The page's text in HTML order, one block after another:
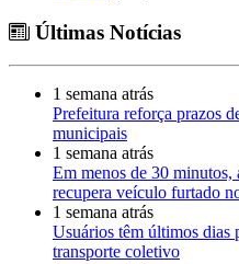
Últimas Notícias
1 semana atrás
Prefeitura reforça prazos
municipais
1 semana atrás
Em menos de 30
recupera veículo furtado
1 semana atrás
Usuários têm últimos dias
transporte coletivo